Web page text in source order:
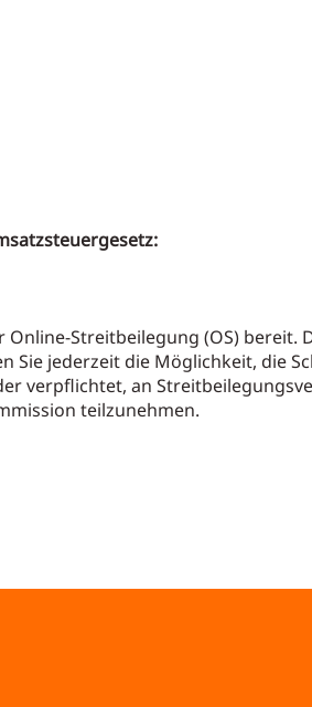
Streitbeilegung (OS) bereit.
Sie jederzeit die Möglichkeit, die
verpflichtet, an
teilzunehmen.